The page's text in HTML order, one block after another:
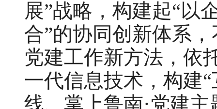
展”战略，构建起“以
合”的协同创新体系
党建工作新方法，依
一代信息技术，构建
线、掌上鲁南·党建